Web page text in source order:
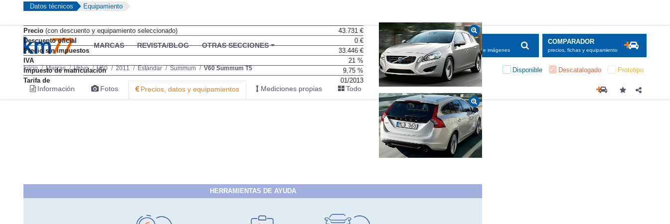
MARCAS REVISTA/BLOG OTRAS SECCIONES BUSCADOR
informaciones, fichas e imágenes
COMPARADOR
precios, fichas y equipamiento
Inicio Marcas Volvo V60 2011 Estándar Summum V60 Summum T5 Disponible Descatalogado Prototipo
Información Fotos Precios, datos y equipamientos Mediciones propias Todo
Datos técnicos Equipamiento
Precio (con descuento y equipamiento seleccionado)
43.731 €
Descuento oficial
0 €
Precio sin impuestos
33.446 €
IVA
21 %
Impuesto de matriculación
9,75 %
Tarifa de
01/2013
HERRAMIENTAS DE AYUDA